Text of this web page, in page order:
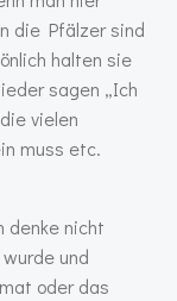
die Pfälzer sind
halten sie
sagen „Ich
vielen
muss etc.
denke nicht
und
oder das